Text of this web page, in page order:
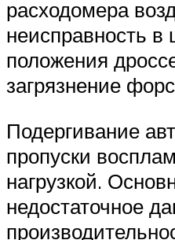
расходомера
неисправность в
положения
загрязнение
Подергивание
пропуски
нагрузкой.
недостаточное